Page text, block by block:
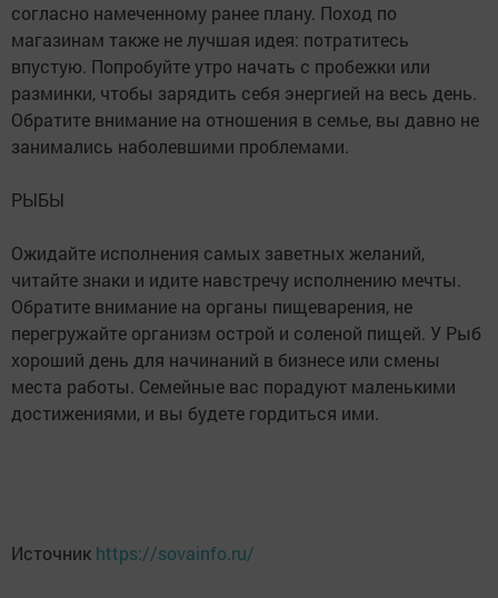
согласно намеченному ранее плану. Поход по
магазинам также не лучшая идея: потратитесь
впустую. Попробуйте утро начать с пробежки или
разминки, чтобы зарядить себя энергией на весь день.
Обратите внимание на отношения в семье, вы давно не
занимались наболевшими проблемами.
РЫБЫ
Ожидайте исполнения самых заветных желаний,
читайте знаки и идите навстречу исполнению мечты.
Обратите внимание на органы пищеварения, не
перегружайте организм острой и соленой пищей. У Рыб
хороший день для начинаний в бизнесе или смены
места работы. Семейные вас порадуют маленькими
достижениями, и вы будете гордиться ими.
Источник https://sovainfo.ru/